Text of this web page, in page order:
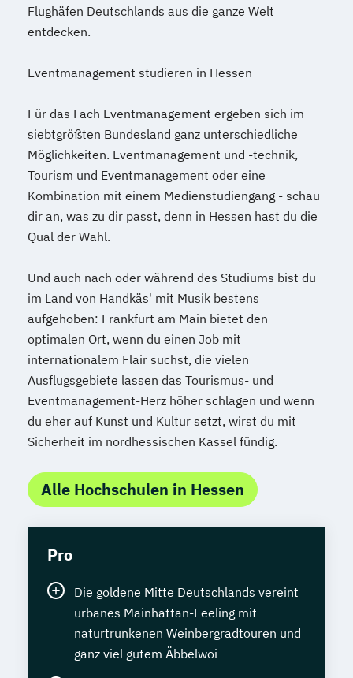
Flughäfen Deutschlands aus die ganze Welt
entdecken.
Eventmanagement studieren in Hessen
Für das Fach Eventmanagement ergeben sich im
siebtgrößten Bundesland ganz unterschiedliche
Möglichkeiten. Eventmanagement und -technik,
Tourism und Eventmanagement oder eine
Kombination mit einem Medienstudiengang - schau
dir an, was zu dir passt, denn in Hessen hast du die
Qual der Wahl.
Und auch nach oder während des Studiums bist du
im Land von Handkäs' mit Musik bestens
aufgehoben: Frankfurt am Main bietet den
optimalen Ort, wenn du einen Job mit
internationalem Flair suchst, die vielen
Ausflugsgebiete lassen das Tourismus- und
Eventmanagement-Herz höher schlagen und wenn
du eher auf Kunst und Kultur setzt, wirst du mit
Sicherheit im nordhessischen Kassel fündig.
Alle Hochschulen in Hessen
Pro
Die goldene Mitte Deutschlands vereint
urbanes Mainhattan-Feeling mit
naturtrunkenen Weinbergradtouren und
ganz viel gutem Äbbelwoi